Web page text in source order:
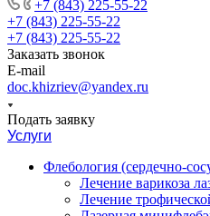
+7 (843) 225-55-22
+7 (843) 225-55-22
+7 (843) 225-55-22
Заказать звонок
E-mail
doc.khizriev@yandex.ru
Подать заявку
Услуги
Флебология (сердечно-
Лечение варикоза
Лечение